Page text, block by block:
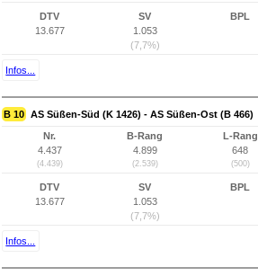
DTV
13.677
SV
1.053
(7,7%)
BPL
Infos...
B 10 AS Süßen-Süd (K 1426) - AS Süßen-Ost (B 466)
Nr.
4.437
(4.439)
B-Rang
4.899
(2.539)
L-Rang
648
(500)
DTV
13.677
SV
1.053
(7,7%)
BPL
Infos...